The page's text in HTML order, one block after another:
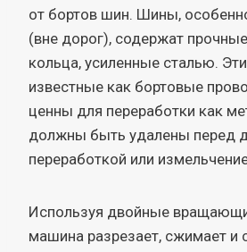
от бортов шин. Шины,
(вне дорог), содержат
кольца, усиленные сталью.
известные как бортовые
ценны для переработки как
должны быть удалены перед
переработкой или
Используя двойные
машина разрезает, сжимает и